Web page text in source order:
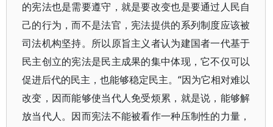
的宪法也是需要遵守，就是要改变也是要通过人民自
己的行为，而不是法官，宪法提供的系列制度应该被
司法机构坚持。所以原旨主义者认为建国者一代基于
民主创立的宪法是民主成果的集中体现，它不仅可以
促进后代的民主，也能够稳定民主。“因为它相对难以
改变，因而能够使当代人免受烦累，就是说，能够解
放当代人。因而宪法不能被看作一种压制性的力量，